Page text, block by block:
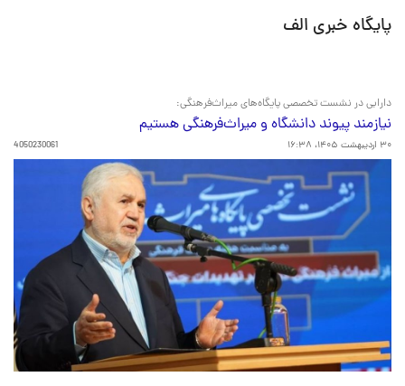
پایگاه خبری الف
دارابی در نشست تخصصی پایگاه‌های میراث‌فرهنگی:
نیازمند پیوند دانشگاه و میراث‌فرهنگی هستیم
۳۰ اردیبهشت ۱۴۰۵، ۱۶:۳۸ 4050230061